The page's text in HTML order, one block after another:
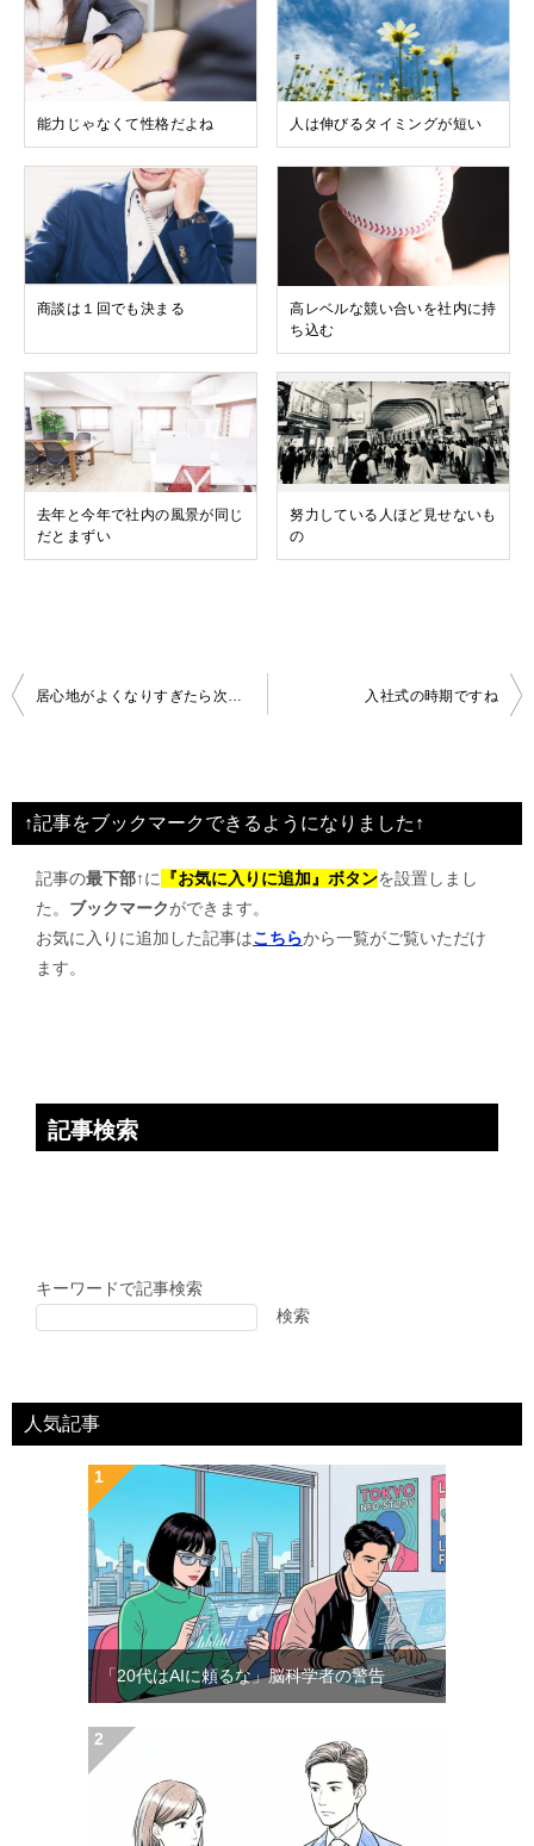
能力じゃなくて性格だよね 人は伸びるタイミングが短い
商談は１回でも決まる
高レベルな競い合いを社内に持
ち込む
去年と今年で社内の風景が同じ
だとまずい
努力している人ほど見せないも
の
投
ビ
ゲ
入社式の時期ですね
↑記事をブックマークできるようになりました↑
記事の最下部↑に 『お気に入りに追加』ボタンを設置しまし
た。 ブックマークができます。
お気に入りに追加した記事はこちらから一覧がご覧いただけ
ます。
記事検索
キーワードで記事検索
検索
人気記事
「20代はAIに頼るな」脳科学者の警告